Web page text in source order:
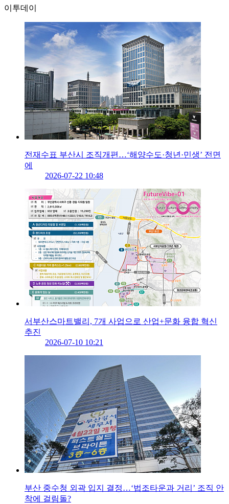
이투데이
전재수표 부산시 조직개편…‘해양수도·청년·민생’ 전면
에
2026-07-22 10:48
서부산스마트밸리, 7개 사업으로 산업+문화 융합 혁신
추진
2026-07-10 10:21
부산 중수청 외곽 입지 결정…‘법조타운과 거리’ 조직 안
착에 걸림돌?